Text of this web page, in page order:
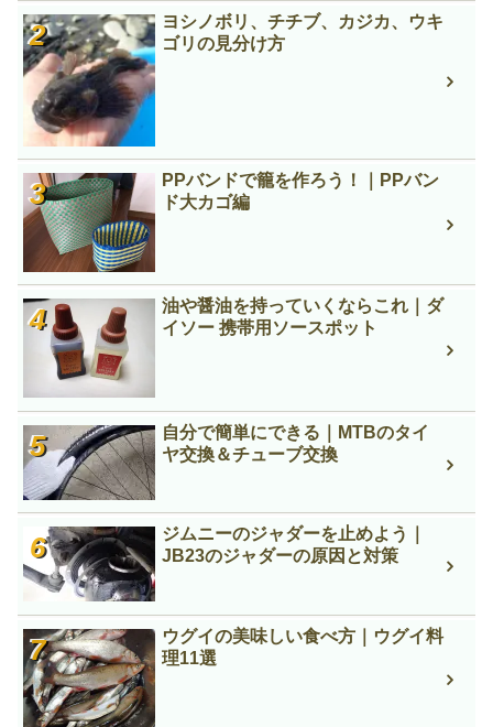
ヨシノボリ、チチブ、カジカ、ウキ
ゴリの見分け方
PPバンドで籠を作ろう！｜PPバン
ド大カゴ編
油や醤油を持っていくならこれ｜ダ
イソー 携帯用ソースポット
自分で簡単にできる｜MTBのタイ
ヤ交換＆チューブ交換
ジムニーのジャダーを止めよう｜
JB23のジャダーの原因と対策
ウグイの美味しい食べ方｜ウグイ料
理11選